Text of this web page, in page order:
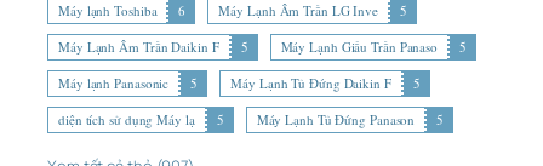
Máy lạnh Toshiba
6 Máy Lạnh Âm Trần LG Inve
5
Máy Lạnh Âm Trần Daikin F
5 Máy Lạnh Giấu Trần Panaso
5
Máy lạnh Panasonic
5 Máy Lạnh Tủ Đứng Daikin F
5
diện tích sử dụng Máy lạ
5 Máy Lạnh Tủ Đứng Panason 5